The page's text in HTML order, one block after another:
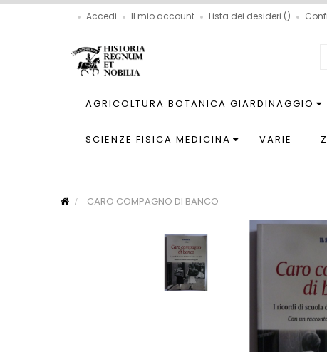
Accedi Il mio account Lista dei desideri
AGRICOLTURA BOTANICA GIARDINAGGIO
SCIENZE FISICA MEDICINA VARIE
CARO COMPAGNO DI BANCO